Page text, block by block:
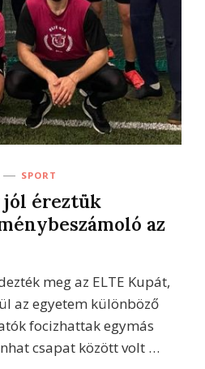
SPORT
jól éreztük
az
meg az ELTE Kupát,
az egyetem különböző
focizhattak egymás
csapat között volt …